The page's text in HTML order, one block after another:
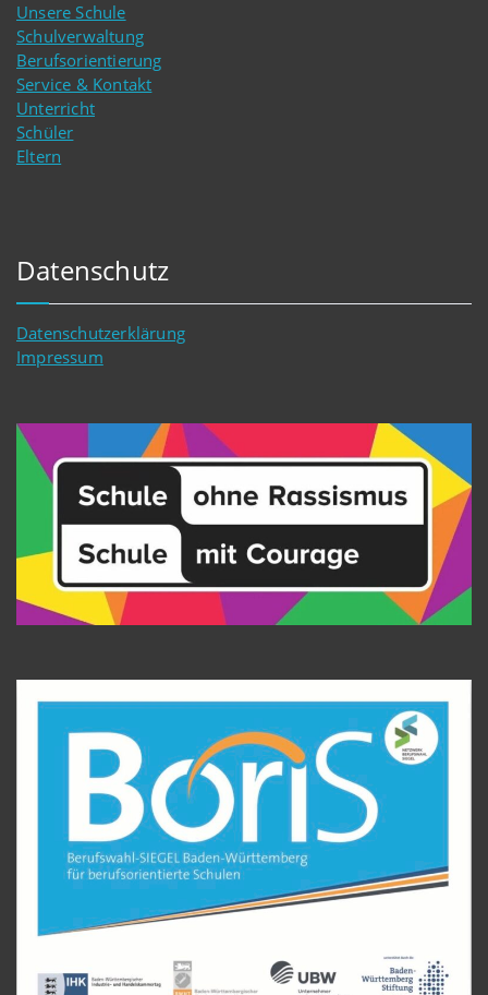
Unsere Schule
Schulverwaltung
Berufsorientierung
Service & Kontakt
Unterricht
Schüler
Eltern
Datenschutz
Datenschutzerklärung
Impressum